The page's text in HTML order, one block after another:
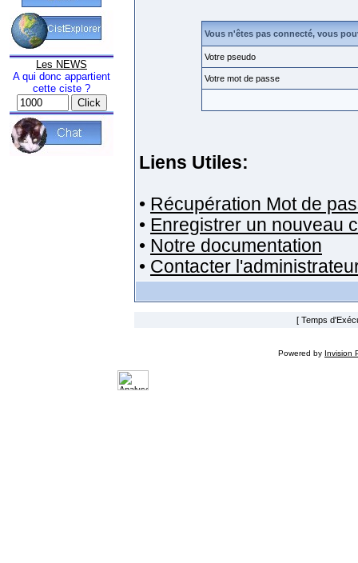
Les NEWS
A qui donc appartient
cette ciste ?
Vous n'êtes pas connecté, vous
Votre pseudo
Votre mot de passe
Liens Utiles:
• Récupération Mot de
• Enregistrer un nouveau
• Notre documentation
• Contacter
[ Temps
Powered by Invision